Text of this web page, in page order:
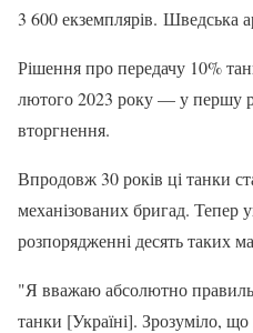
3 600 екземплярів. ​Шведська
Рішення про передачу 10%
лютого 2023 року — у першу
вторгнення.
Впродовж 30 років ці танки
механізованих бригад. Тепер
розпорядженні десять таких
"Я вважаю абсолютно
танки [Україні]. Зрозуміло, що